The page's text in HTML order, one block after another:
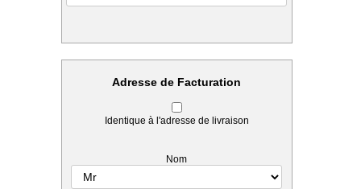
Adresse de Facturation
Identique à l'adresse de livraison
Nom